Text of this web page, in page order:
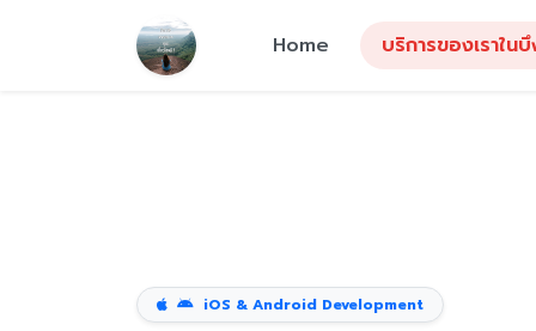
Home บริการของเราใน
iOS & Android Development